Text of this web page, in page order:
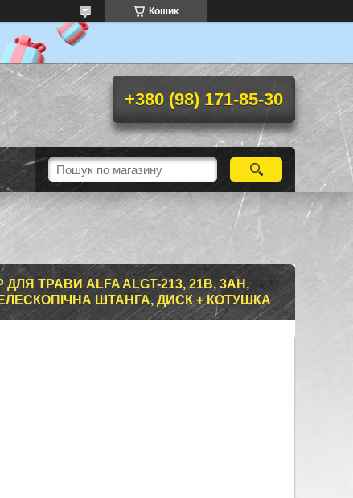
Кошик
+380 (98) 171-85-30
ТРАВИ ALFA ALGT-213, 21В, 3AH,
ШТАНГА, ДИСК + КОТУШКА